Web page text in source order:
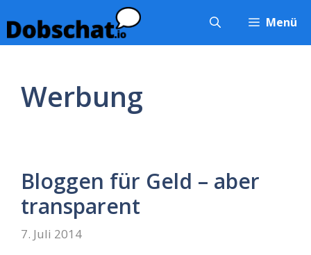
Inhalt
springen
Menü
Werbung
Bloggen für Geld – aber
transparent
7. Juli 2014